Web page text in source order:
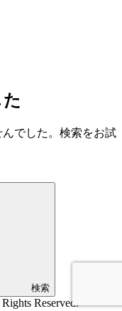
でした。検索をお試
検索
Reserved.